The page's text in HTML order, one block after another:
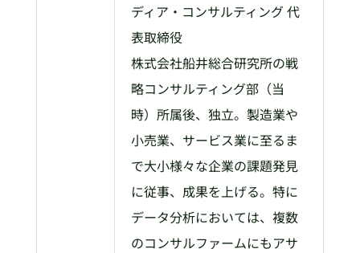
ディア・コンサルティング 代
表取締役
株式会社船井総合研究所の戦
略コンサルティング部（当
時）所属後、独立。製造業や
小売業、サービス業に至るま
で大小様々な企業の課題発見
に従事、成果を上げる。特に
データ分析においては、複数
のコンサルファームにもアサ